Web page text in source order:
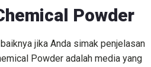
Powder
jika Anda simak penjelasan
Powder adalah media yang